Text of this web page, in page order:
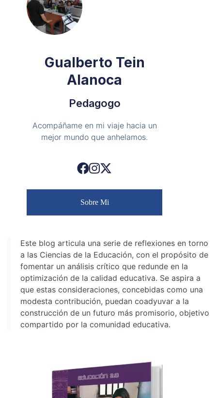
Gualberto Tein
Alanoca
Pedagogo
Acompáñame en mi viaje hacia un
mejor mundo que anhelamos.
Sobre Mi
Este blog articula una serie de reflexiones en torno
a las Ciencias de la Educación, con el propósito de
fomentar un análisis crítico que redunde en la
optimización de la calidad educativa. Se aspira a
que estas consideraciones, concebidas como una
modesta contribución, puedan coadyuvar a la
construcción de un futuro más promisorio, objetivo
compartido por la comunidad educativa.